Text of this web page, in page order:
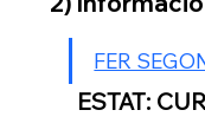
FER
ESTAT: